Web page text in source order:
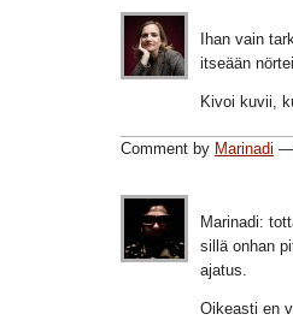
Ihan vain
itseään
Kivoi kuvii,
Comment by Marinadi —
Marinadi:
sillä onhan
ajatus.
Oikeasti en